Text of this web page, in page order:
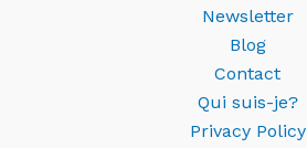
Newsletter
Blog
Contact
Qui suis-je?
Privacy Policy